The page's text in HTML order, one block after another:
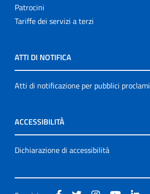
Patrocini
Tariffe dei servizi a terzi
ATTI DI NOTIFICA
Atti di notificazione per pubblici proclami
ACCESSIBILITÀ
Dichiarazione di accessibilità